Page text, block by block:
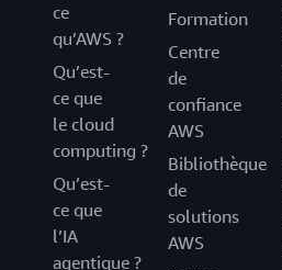
ce
qu’AWS ?
Qu’est-
ce que
le cloud
computing ?
Qu’est-
ce que
l’IA
agentique ?
Formation
Centre
de
confiance
AWS
Bibliothèque
de
solutions
AWS